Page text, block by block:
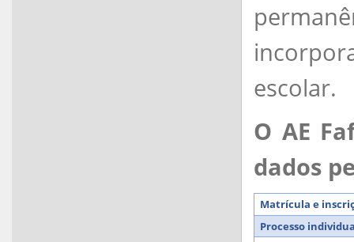
escolar.
O AE
dados
Matrícula e
Processo